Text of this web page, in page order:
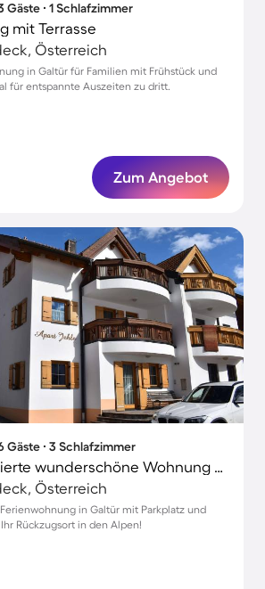
Gäste ∙ 1 Schlafzimmer
mit Terrasse
Österreich
in Galtür für Familien mit Frühstück und
für entspannte Auszeiten zu dritt.
Zum Angebot
Gäste ∙ 3 Schlafzimmer
Familienorientierte wunderschöne Wohnung mit Terrasse | Haustierfreundlich
Österreich
in Galtür mit Parkplatz und
Rückzugsort in den Alpen!